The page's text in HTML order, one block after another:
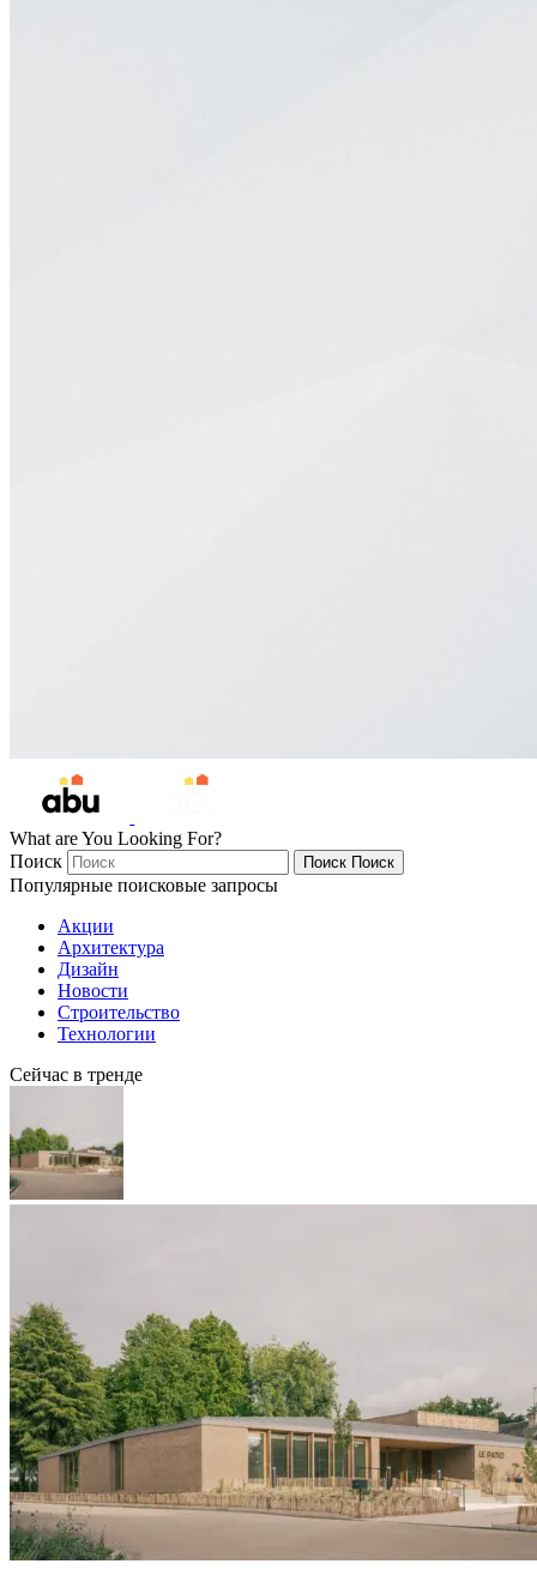
What are You Looking For?
Поиск
Поиск Поиск
Популярные поисковые запросы
Акции
Архитектура
Дизайн
Новости
Строительство
Технологии
Сейчас в тренде